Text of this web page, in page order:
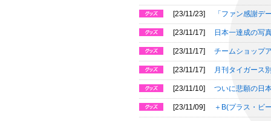
[23/11/23] 「ファン感謝デ
[23/11/17] 日本一達成の写
[23/11/17] チームショップ
[23/11/17] 月刊タイガース
[23/11/10] ついに悲願の日
[23/11/09] ＋B(プラス・ビ